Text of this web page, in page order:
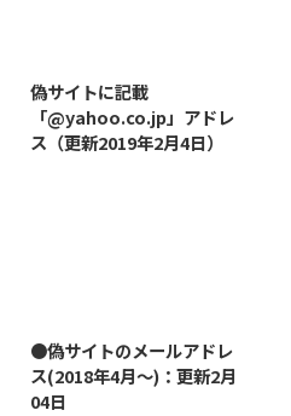
偽サイトに記載
「@yahoo.co.jp」アドレ
ス（更新2019年2月4日）
●偽サイトのメールアドレ
ス(2018年4月～)：更新2月
04日